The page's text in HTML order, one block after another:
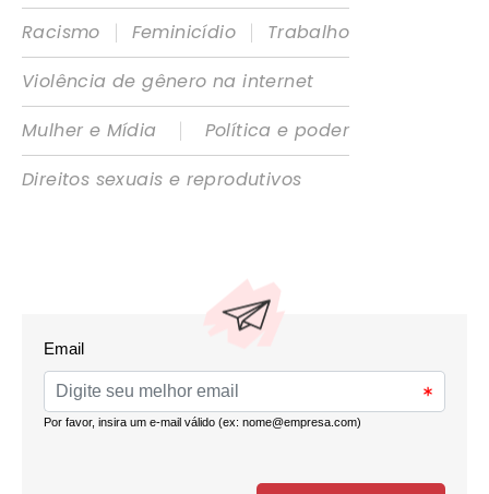
Racismo
| Feminicídio |
Trabalho
Violência de gênero na internet
Mulher e Mídia
|
Política e poder
Direitos sexuais e reprodutivos